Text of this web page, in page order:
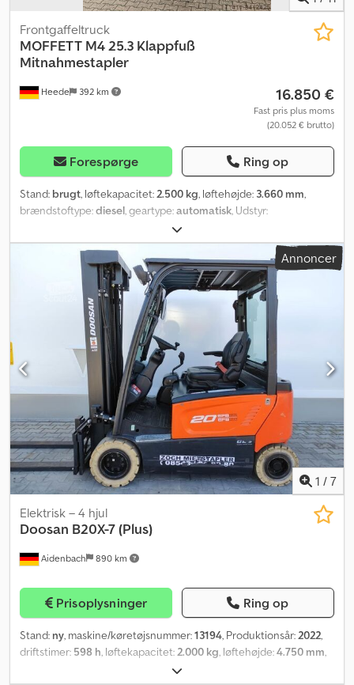
Heede 392 km
Frontgaffeltruck
MOFFETT M4 25.3 Klappfuß
Mitnahmestapler
16.850 €
Fast pris plus moms
(20.052 € brutto)
Forespørge Ring op
Stand: brugt, løftekapacitet:2.500 kg, løftehøjde: 3.660 mm,
brændstoftype:diesel, geartype:automatisk, Udstyr:
, Køretøjsbeskrivelse Intern nr. 333 Model:
Moffett M4 25.3 Klapfod - 2,5 t løftekapacitet - 3,6 m løftehøjde -
Firehjulstræk - Klapbare foraksler - Hydrauliske støtteben -
Hydraulisk sideskift - Hydrauliske udtrækbare gafler - Ekstra
belysning - Gode dæk - Gode kæder - 3-cylindret Kubota motor
type (D1105-T) Vi sammensætter gerne individuelt den passende
truck til netop dine behov. Tastefejl, mellemsalg og fejl
forbeholdes. Levering mulig i hele Europa. Prisen er inkl. 19 %
moms. Ved eksport uden moms. Dodpfxska Dklj Agyjck Se også
vores andre auktioner. Ved spørgsmål er du velkommen til at
ringe. Hjemmeside: E-mail:
Annoncer
1 / 7
Aidenbach 890 km
Elektrisk – 4 hjul
Doosan B20X-7 (Plus)
Prisoplysninger Ring op
Stand: ny, maskine/køretøjsnummer:13194, Produktionsår:2022,
driftstimer: 598 h, løftekapacitet:2.000 kg, løftehøjde:4.750 mm,
, bygningshøjde: